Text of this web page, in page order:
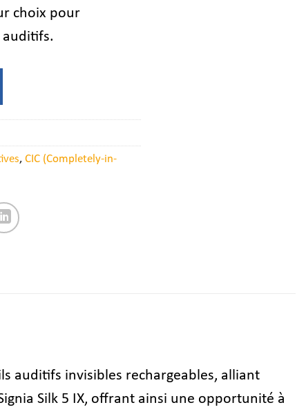
choix pour
auditifs.
, CIC (Completely-in-
auditifs invisibles rechargeables, alliant
Silk 5 IX, offrant ainsi une opportunité à